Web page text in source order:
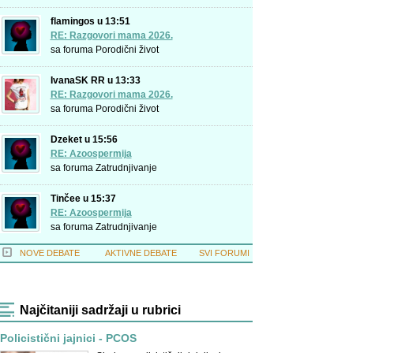
flamingos u 13:51
RE: Razgovori mama 2026.
sa foruma Porodični život
IvanaSK RR u 13:33
RE: Razgovori mama 2026.
sa foruma Porodični život
Dzeket u 15:56
RE: Azoospermija
sa foruma Zatrudnjivanje
Tinčee u 15:37
RE: Azoospermija
sa foruma Zatrudnjivanje
NOVE DEBATE AKTIVNE DEBATE SVI FORUMI
Najčitaniji sadržaji u rubrici
Policistični jajnici - PCOS